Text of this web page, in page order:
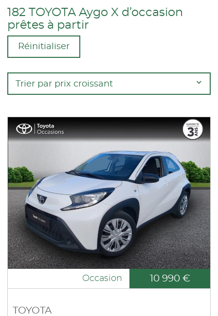
182 TOYOTA Aygo X d’occasion
prêtes à partir
Réinitialiser
Trier par prix croissant
Occasion 10 990 €
TOYOTA